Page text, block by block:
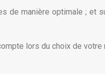
de manière optimale ; et
lors du choix de votre